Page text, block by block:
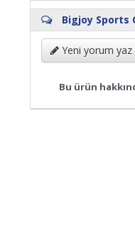
Bigjoy Sports
Yeni yorum yaz
Bu ürün